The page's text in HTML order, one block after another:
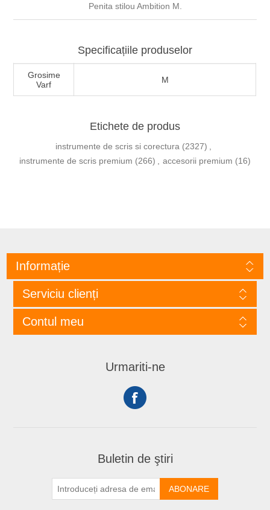
Penita stilou Ambition M.
Specificațiile produselor
Grosime
Varf
M
Etichete de produs
instrumente de scris si corectura (2327) ,
instrumente de scris premium (266) , accesorii premium (16)
Informație
Serviciu clienți
Contul meu
Urmariti-ne
Buletin de ştiri
ABONARE